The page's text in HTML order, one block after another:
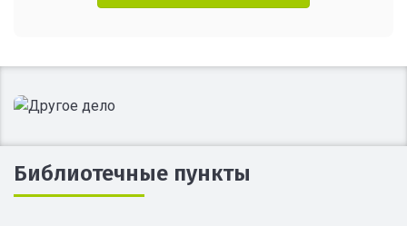
Библиотечные пункты